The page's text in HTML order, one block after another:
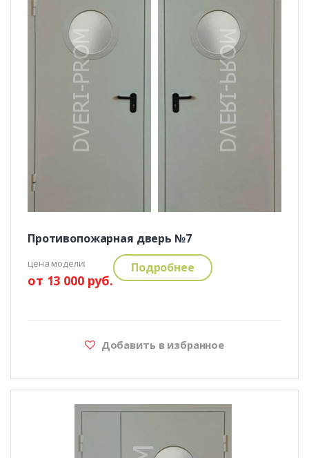
Противопожарная дверь №7
цена модели:
от 13 000 руб.
Подробнее
Добавить в избранное